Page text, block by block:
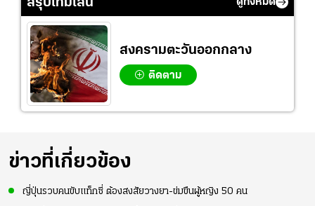
สรุปไทม์ไลน์
สงครามตะวันออกกลาง
ติดตาม
ข่าวที่เกี่ยวข้อง
ญี่ปุ่นรวบคนขับแท็กซี่ ต้องสงสัยวางยา-ข่มขืนผู้หญิง 50 คน